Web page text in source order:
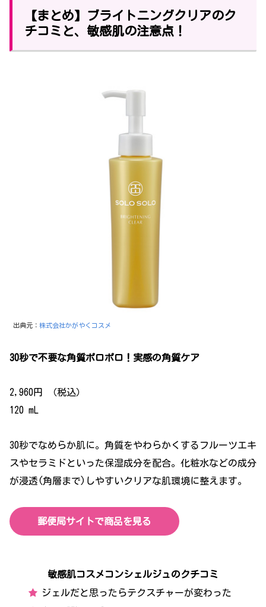
【まとめ】ブライトニングクリアのク
チコミと、敏感肌の注意点！
出典元： 株式会社かがやくコスメ
30秒で不要な角質ポロポロ！実感の角質ケア
2,960円 （税込）
120 mL
30秒でなめらか肌に。角質をやわらかくするフルーツエキ
スやセラミドといった保湿成分を配合。化粧水などの成分
が浸透(角層まで)しやすいクリアな肌環境に整えます。
郵便局サイトで商品を見る
敏感肌コスメコンシェルジュのクチコミ
ジェルだと思ったらテクスチャーが変わった